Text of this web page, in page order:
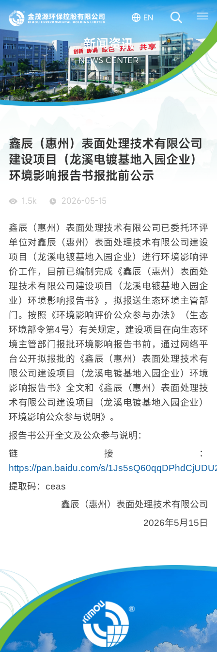
EN
新闻资讯
NEWS CENTER
鑫辰（惠州）表面处理技术有限公司
建设项目（龙溪电镀基地入园企业）
环境影响报告书报批前公示
1.5k 2026-05-15
鑫辰（惠州）表面处理技术有限公司已委托环评
单位对鑫辰（惠州）表面处理技术有限公司建设
项目（龙溪电镀基地入园企业）进行环境影响评
价工作，目前已编制完成《鑫辰（惠州）表面处
理技术有限公司建设项目（龙溪电镀基地入园企
业）环境影响报告书》，拟报送生态环境主管部
门。按照《环境影响评价公众参与办法》（生态
环境部令第4号）有关规定，建设项目在向生态环
境主管部门报批环境影响报告书前，通过网络平
台公开拟报批的《鑫辰（惠州）表面处理技术有
限公司建设项目（龙溪电镀基地入园企业）环境
影响报告书》全文和《鑫辰（惠州）表面处理技
术有限公司建设项目（龙溪电镀基地入园企业）
环境影响公众参与说明》。
报告书公开全文及公众参与说明：
链接：
https://pan.baidu.com/s/
提取码：ceas
鑫辰（惠州）表面处理技术有限公司
2026年5月15日